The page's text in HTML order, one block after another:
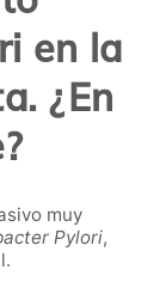
en la
¿En
muy
Pylori,